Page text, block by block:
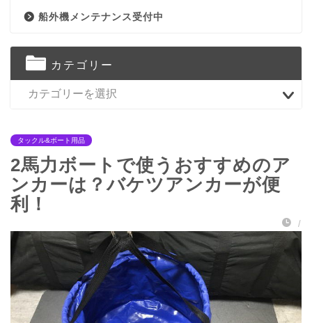
船外機メンテナンス受付中
カテゴリー
タックル&ボート用品
2馬力ボートで使うおすすめのア
ンカーは？バケツアンカーが便
利！
/